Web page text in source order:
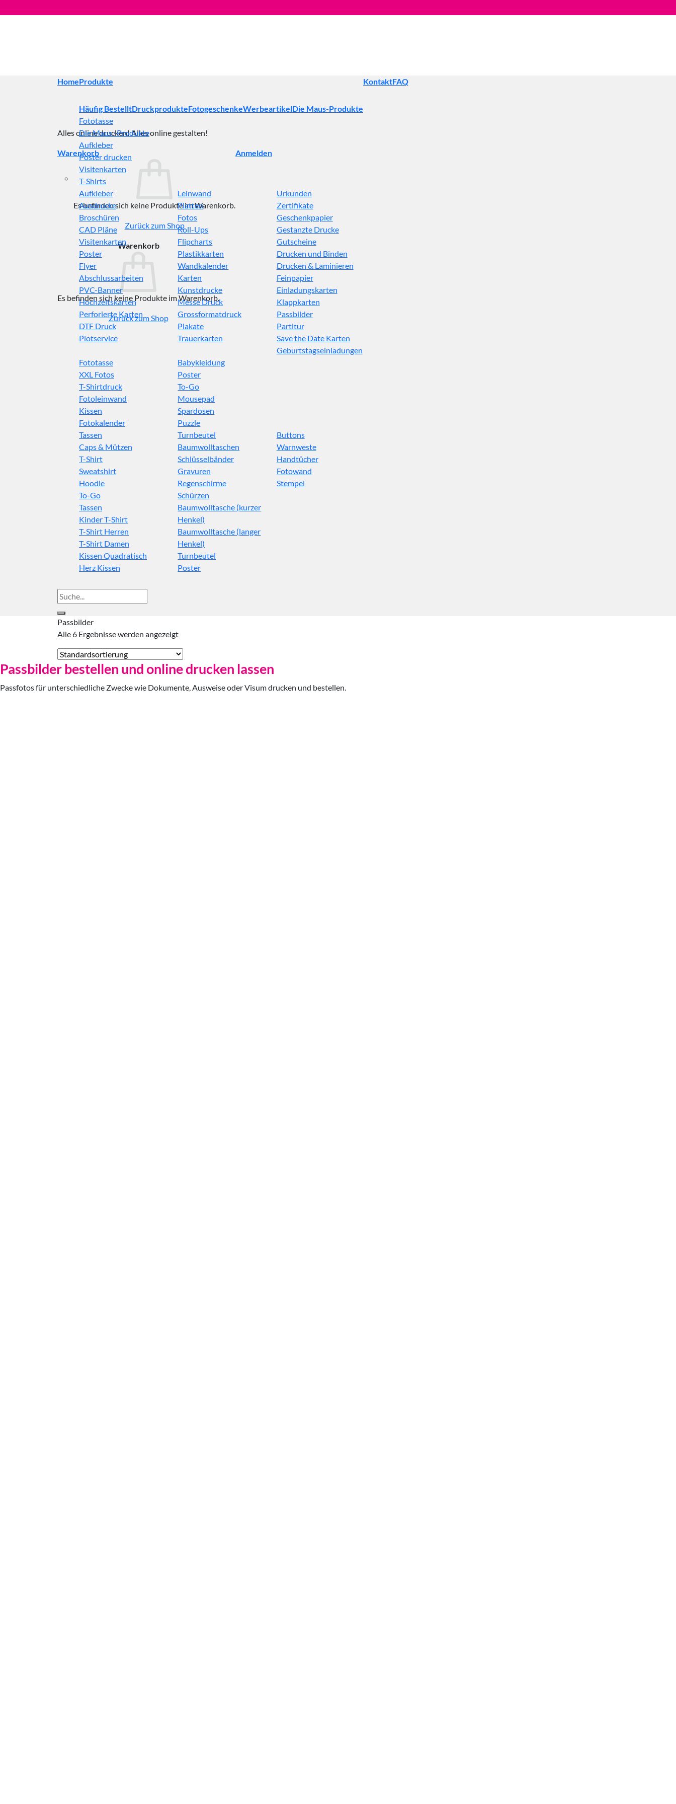
Inhalt
Alles online drucken! Alles online gestalten!
Warenkorb
Es befinden sich keine Produkte im Warenkorb.
Zurück zum Shop
Anmelden
Warenkorb
Es befinden sich keine Produkte im Warenkorb.
Zurück zum Shop
HomeProdukte
Häufig BestelltDruckprodukteFotogeschenkeWerbeartikelDie Maus-Produkte
Fototasse
Die Maus -Produkte
Aufkleber
Poster drucken
Visitenkarten
T-Shirts
Aufkleber
Ausdrucke
Broschüren
CAD Pläne
Visitenkarten
Poster
Flyer
Abschlussarbeiten
PVC-Banner
Hochzeitskarten
Perforierte Karten
DTF Druck
Plotservice
Leinwand
Platten
Fotos
Roll-Ups
Flipcharts
Plastikkarten
Wandkalender
Karten
Kunstdrucke
Messe Druck
Grossformatdruck
Plakate
Trauerkarten
Urkunden
Zertifikate
Geschenkpapier
Gestanzte Drucke
Gutscheine
Drucken und Binden
Drucken & Laminieren
Feinpapier
Einladungskarten
Klappkarten
Passbilder
Partitur
Save the Date Karten
Geburtstagseinladungen
Fototasse
XXL Fotos
T-Shirtdruck
Fotoleinwand
Kissen
Fotokalender
Babykleidung
Poster
To-Go
Mousepad
Spardosen
Puzzle
Tassen
Caps & Mützen
T-Shirt
Sweatshirt
Hoodie
To-Go
Turnbeutel
Baumwolltaschen
Schlüsselbänder
Gravuren
Regenschirme
Schürzen
Buttons
Warnweste
Handtücher
Fotowand
Stempel
Tassen
Kinder T-Shirt
T-Shirt Herren
T-Shirt Damen
Kissen Quadratisch
Herz Kissen
Baumwolltasche (kurzer
Henkel)
Baumwolltasche (langer
Henkel)
Turnbeutel
Poster
KontaktFAQ
Suche
nach:
Passbilder
Alle 6 Ergebnisse werden angezeigt
Passbilder bestellen und online drucken lassen
Passfotos für unterschiedliche Zwecke wie Dokumente, Ausweise oder Visum drucken und bestellen.